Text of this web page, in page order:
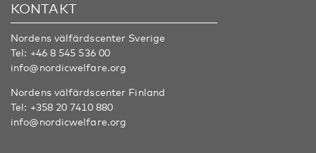
KONTAKT
Nordens välfärdscenter Sverige
Tel: +46 8 545 536 00
info@nordicwelfare.org
Nordens välfärdscenter Finland
Tel: +358 20 7410 880
info@nordicwelfare.org